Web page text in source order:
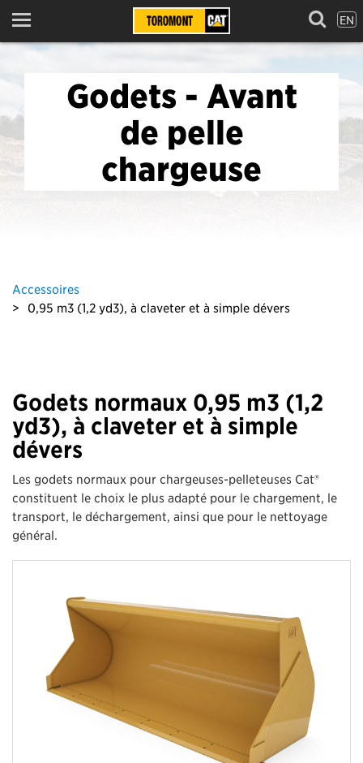
Menu EN
Godets - Avant
de pelle
chargeuse
Accessoires
0,95 m3 (1,2 yd3), à claveter et à simple dévers
Godets normaux 0,95 m3 (1,2
yd3), à claveter et à simple
dévers
Les godets normaux pour chargeuses-pelleteuses Cat®
constituent le choix le plus adapté pour le chargement, le
transport, le déchargement, ainsi que pour le nettoyage
général.